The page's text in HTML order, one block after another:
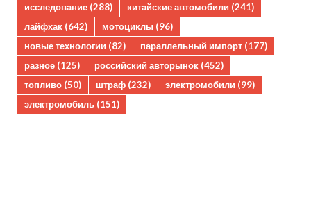
исследование (288) китайские автомобили (241)
лайфхак (642) мотоциклы (96)
новые технологии (82) параллельный импорт (177)
разное (125) российский авторынок (452)
топливо (50) штраф (232) электромобили (99)
электромобиль (151)